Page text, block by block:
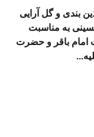
بندی و گل آرایی
به مناسبت
باقر و حضرت